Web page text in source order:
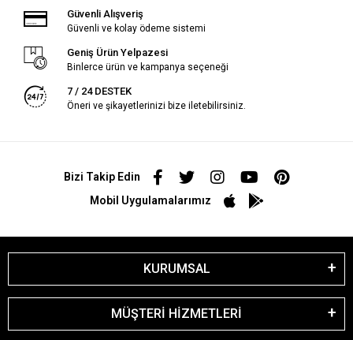
Güvenli Alışveriş
Güvenli ve kolay ödeme sistemi
Geniş Ürün Yelpazesi
Binlerce ürün ve kampanya seçeneği
7 / 24 DESTEK
Öneri ve şikayetlerinizi bize iletebilirsiniz.
Bizi Takip Edin
Mobil Uygulamalarımız
KURUMSAL
MÜŞTERİ HİZMETLERİ